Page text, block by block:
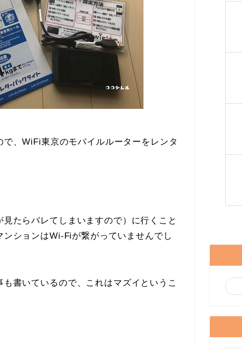
、WiFi東京のモバイルルーターをレンタ
たらバレてしまいますので）に行くこと
ションはWi-Fiが繋がっていませんでし
書いているので、これはマズイというこ